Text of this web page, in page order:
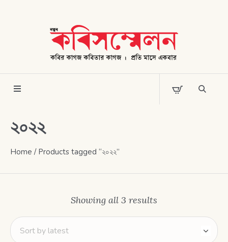
২০২২
Home / Products tagged “২০২২”
Showing all 3 results